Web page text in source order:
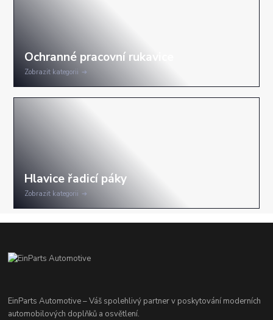
Zobrazit kategorii
Zobrazit kategorii
EinParts Automotive – Váš spolehlivý partner v poskytování moderních
automobilových doplňků a osvětlení.